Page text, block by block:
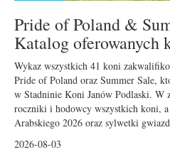
Pride of Poland &
Katalog oferowanych
Wykaz wszystkich 41 koni
Pride of Poland oraz Summer Sale,
w Stadninie Koni Janów Podlaski. W
roczniki i hodowcy wszystkich koni,
Arabskiego 2026 oraz sylwetki
2026-08-03